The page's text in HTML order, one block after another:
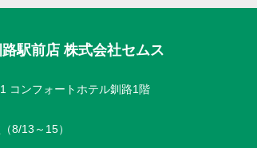
駅前店 株式会社セムス
コンフォートホテル釧路1階
8/13～15）